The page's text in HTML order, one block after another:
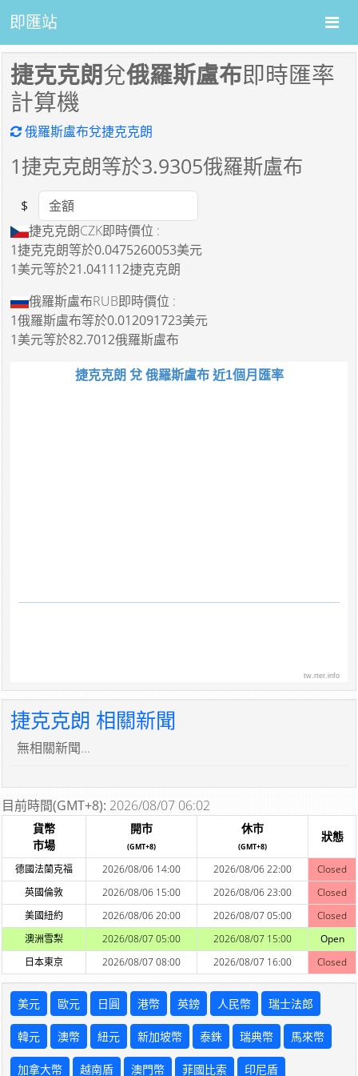
即匯站
捷克克朗兌俄羅斯盧布即時匯率
計算機
俄羅斯盧布兌捷克克朗
1捷克克朗等於3.9305俄羅斯盧布
Amount
$
捷克克朗CZK即時價位 :
1捷克克朗等於0.0475260053美元
1美元等於21.041112捷克克朗
俄羅斯盧布RUB即時價位 :
1俄羅斯盧布等於0.012091723美元
1美元等於82.7012俄羅斯盧布
捷克克朗 兌 俄羅斯盧布 近1個月匯率
tw.rter.info
捷克克朗 相關新聞
無相關新聞...
目前時間(GMT+8): 2026/08/07 06:02
貨幣
市場
開市
(GMT+8)
休市
(GMT+8)
狀態
德國法蘭克福 2026/08/06 14:00 2026/08/06 22:00
Closed
英國倫敦
2026/08/06 15:00 2026/08/06 23:00
Closed
美國紐約
2026/08/06 20:00 2026/08/07 05:00
Closed
澳洲雪梨
2026/08/07 05:00 2026/08/07 15:00
Open
日本東京
2026/08/07 08:00 2026/08/07 16:00 Closed
美元 歐元 日圓 港幣 英鎊 人民幣 瑞士法郎
韓元 澳幣 紐元 新加坡幣 泰銖 瑞典幣 馬來幣
加拿大幣 越南盾 澳門幣 菲國比索 印尼盾